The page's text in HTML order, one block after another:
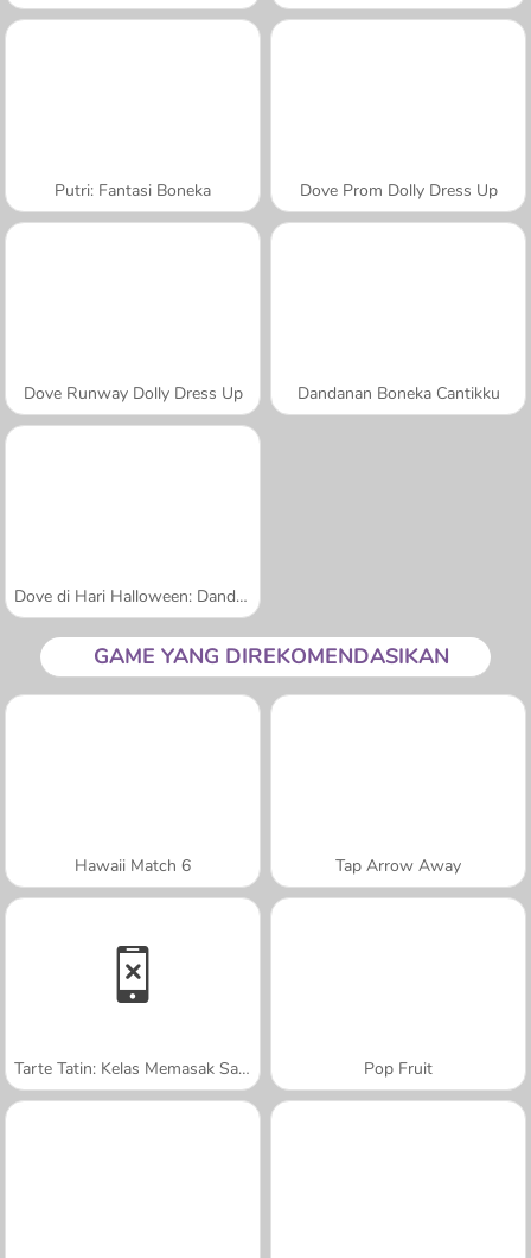
Putri: Fantasi Boneka Dove Prom Dolly Dress Up
Dove Runway Dolly Dress Up Dandanan Boneka Cantikku
Dove di Hari Halloween: Dandanan Cantik
GAME YANG DIREKOMENDASIKAN
Hawaii Match 6 Tap Arrow Away
Tarte Tatin: Kelas Memasak Sara Pop Fruit